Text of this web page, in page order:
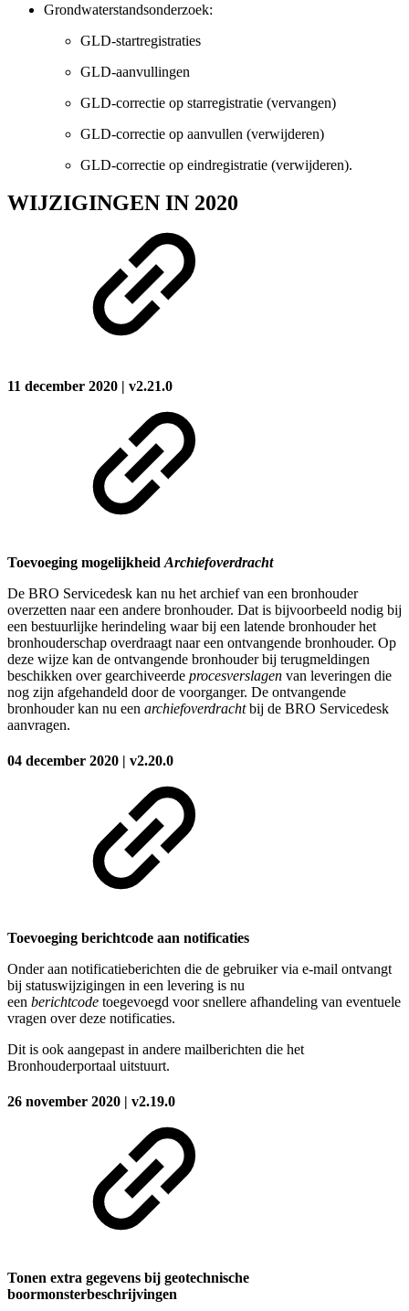
Grondwaterstandsonderzoek:
GLD-startregistraties
GLD-aanvullingen
GLD-correctie op starregistratie (vervangen)
GLD-correctie op aanvullen (verwijderen)
GLD-correctie op eindregistratie (verwijderen).
WIJZIGINGEN IN 2020
11 december 2020 | v2.21.0
Toevoeging mogelijkheid Archiefoverdracht
De BRO Servicedesk kan nu het archief van een bronhouder
overzetten naar een andere bronhouder. Dat is bijvoorbeeld nodig bij
een bestuurlijke herindeling waar bij een latende bronhouder het
bronhouderschap overdraagt naar een ontvangende bronhouder. Op
deze wijze kan de ontvangende bronhouder bij terugmeldingen
beschikken over gearchiveerde procesverslagen van leveringen die
nog zijn afgehandeld door de voorganger. De ontvangende
bronhouder kan nu een archiefoverdrachtbij de BRO Servicedesk
aanvragen.
04 december 2020 | v2.20.0
Toevoeging berichtcode aan notificaties
Onder aan notificatieberichten die de gebruiker via e-mail ontvangt
bij statuswijzigingen in een levering is nu
een berichtcode toegevoegd voor snellere afhandeling van eventuele
vragen over deze notificaties.
Dit is ook aangepast in andere mailberichten die het
Bronhouderportaal uitstuurt.
26 november 2020 | v2.19.0
Tonen extra gegevens bij geotechnische
boormonsterbeschrijvingen